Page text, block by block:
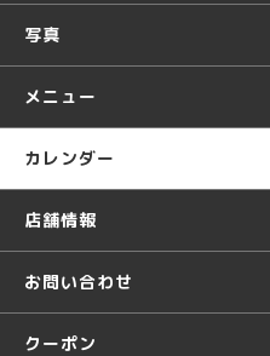
写真
メニュー
カレンダー
店舗情報
お問い合わせ
クーポン